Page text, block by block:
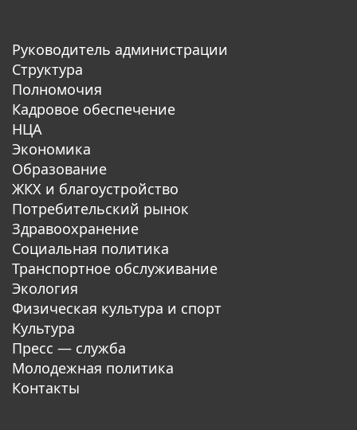
Руководитель администрации
Структура
Полномочия
Кадровое обеспечение
НЦА
Экономика
Образование
ЖКХ и благоустройство
Потребительский рынок
Здравоохранение
Социальная политика
Транспортное обслуживание
Экология
Физическая культура и спорт
Культура
Пресс — служба
Молодежная политика
Контакты